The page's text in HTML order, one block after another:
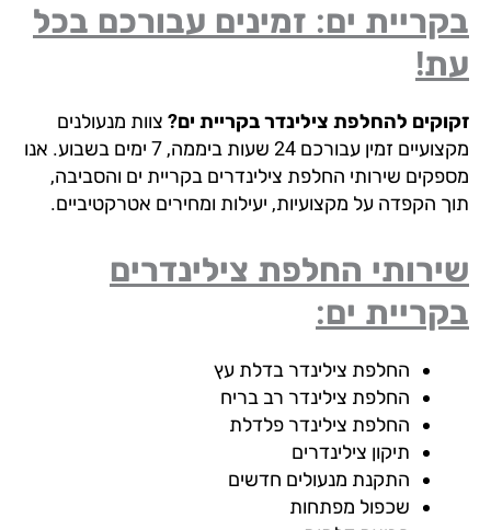
ים: זמינים עבורכם בכל
להחלפת צילינדר בקריית ים?צוות מנעולנים
מקצועיים זמין עבורכם 24 שעות ביממה, 7 ימים בשבוע. אנו
שירותי החלפת צילינדרים בקריית ים והסביבה,
הקפדה על מקצועיות, יעילות ומחירים אטרקטיביים.
החלפת צילינדרים
ים:
החלפת צילינדר בדלת עץ
החלפת צילינדר רב בריח
החלפת צילינדר פלדלת
תיקון צילינדרים
התקנת מנעולים חדשים
שכפול מפתחות